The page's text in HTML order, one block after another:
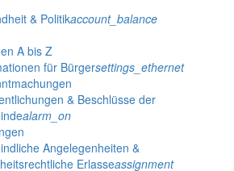
& Politikaccount_balance
A bis Z
für Bürgersettings_ethernet
& Beschlüsse der
alarm_on
Angelegenheiten &
Erlasseassignment